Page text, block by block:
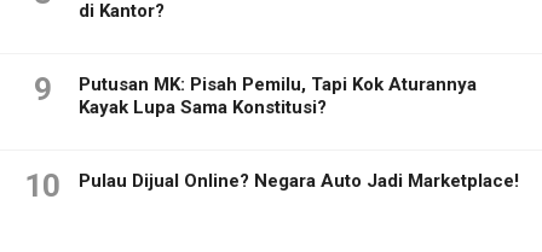
di Kantor?
9
Putusan MK: Pisah Pemilu, Tapi Kok Aturannya
Kayak Lupa Sama Konstitusi?
10 Pulau Dijual Online? Negara Auto Jadi Marketplace!